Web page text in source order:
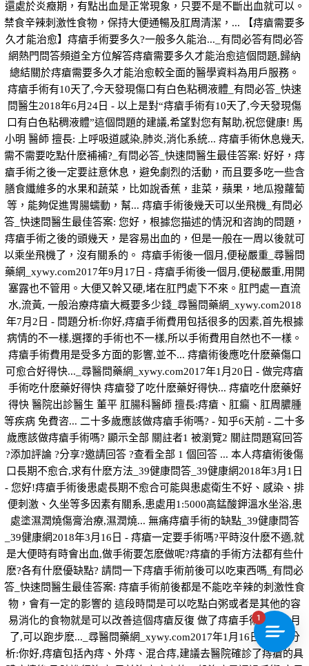
還處於炎癥期，有點出血是正常現象，只要不是不斷出血就可以。
禁食辛辣刺激性食物，保持大便通暢及肛周清潔，... 【痔瘡需要多
久才能治愈】痔瘡手術要多久?一般多久能治..._有問必答有問必答
網熱門問答頻道全方位解答痔瘡需要多久才能治愈這個問題,歸納
總結關於痔瘡需要多久才能治愈較全面的醫學資料為用戶服務。
痔瘡手術有10天了,今天發現傷口有白色粘稠液體_有問必答_快速
問醫生2018年6月24日 - 以上是對“痔瘡手術有10天了,今天發現傷
口有白色粘稠液體”這個問題的建議,希望對您有幫助,祝您健康! 馬
小明 醫師 擅長: 上呼吸道感染,肺炎,消化系統... 痔瘡手術休息幾天,
需不需要吃點什麽補補?_有問必答_快速問醫生最佳答案: 好好，痔
瘡手術之後一定要註意休息，避免劇烈的活動，而且要多吃一些含
膳食纖維多的水果和蔬菜，比如說香蕉，韭菜，蘋果，地瓜撥蘿蔔
等，能夠促進胃腸蠕動，幫... 痔瘡手術後幾天可以坐飛機_有問必
答_快速問醫生最佳答案: 您好，根據您描述的情況和咨詢的問題，
痔瘡手術之後的頭幾天，是容易出血的，但是一般在一周以後就可
以乘坐飛機了，沒有關系的。 痔瘡手術後一個月,便秘嚴重_尋醫問
藥網_xywy.com2017年9月17日 - 痔瘡手術後一個月,便秘嚴重,用開
塞露也不管用。大便又幹又硬,堵在肛門處下不來。肛門處一直流
水,流黃, 一般治療痔瘡大概要多少錢_尋醫問藥網_xywy.com2018
年7月2日 - 問題分析:你好,痔瘡手術費用包括很多的因素,首先根據
病情的不一樣,選擇的手術也不一樣,所以手術費用自然也不一樣。
痔瘡手術費用是受多方面的影響,並不... 痔瘡術後應吃什麽藥傷口
可愈合好得快..._尋醫問藥網_xywy.com2017年1月20日 - 做完痔瘡
手術吃什麽藥好得快 痔瘡發了吃什麽藥好得快... 痔瘡吃什麽藥好
得快 醫院出診醫生 董平 肛腸科醫師 擅長:痔瘡、肛瘺、肛周膿腫
等疾病 免費咨... 二十多歲應該做痔瘡手術嗎? - 知乎6天前 - 二十多
歲應該做痔瘡手術嗎? 顯示全部 關註者1 被瀏覽2 關註問題寫回答
?添加評論 ?分享?邀請回答 ?查看全部 1 個回答 ... 本人痔瘡術後傷
口長期不愈合,求有什麽方法_39健康問答_39健康網2018年3月1日
- 您好!痔瘡手術後患處長期不愈合可能與患處衛生不好、感染、排
便刺激、久坐等多因素有關系,患處用1:5000高錳酸鉀溫水坐浴,患
處塗濕潤燒傷膏治療,濕潤燒... 無痛痔瘡手術的缺點_39健康問答
_39健康網2018年3月16日 - 痔瘡一定要手術嗎?平時沒什麽不適,就
是大便時有時會出血,做手術要怎麽做呢?痔瘡的手術方法都有些什
麽?各有什麽優缺點? 請問一下痔瘡手術前後可以吃東西嗎_有問必
答_快速問醫生最佳答案: 痔瘡手術前後都是不能吃辛辣的刺激性食
物，會有一定的影響的 這段時間是可以吃點白粥或者是其他的容
易消化的食物就是可以改善這個痔瘡反復 做了痔瘡手術一個多月
了,可以跑步麽..._尋醫問藥網_xywy.com2017年1月16日 - 問題分
析:你好,痔瘡包括內痔、外痔、混合痔,建議去醫院確診了痔瘡的具
1